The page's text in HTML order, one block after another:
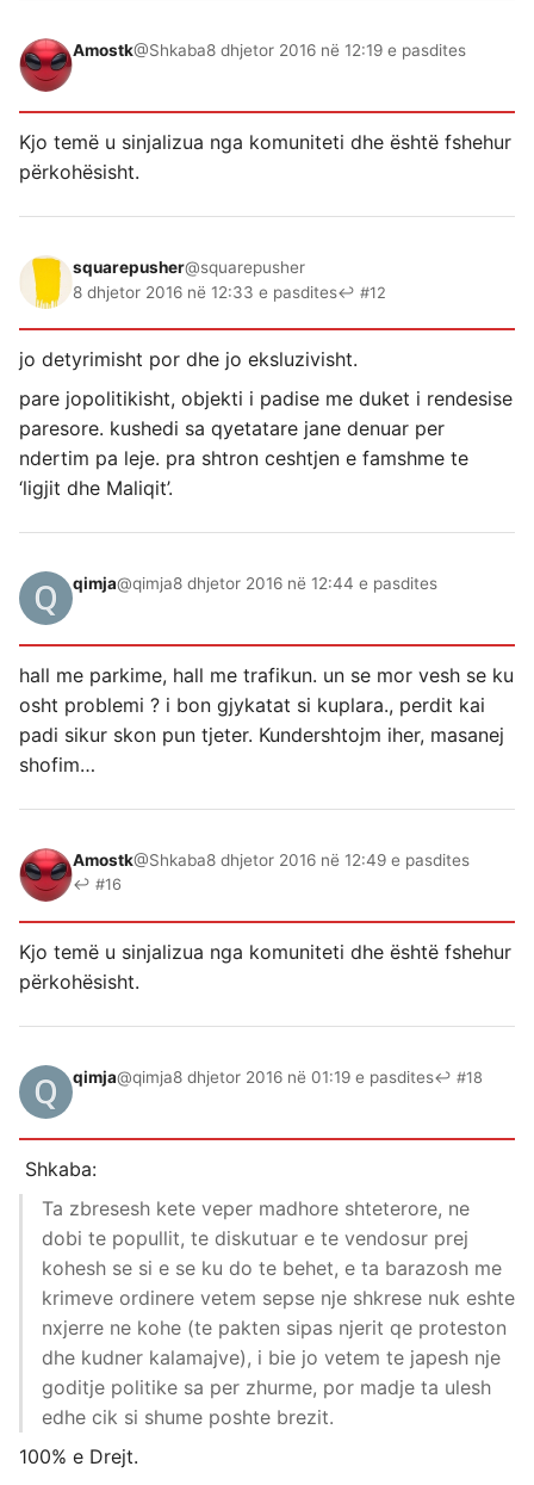
Amostk@Shkaba8 dhjetor 2016 në 12:19 e pasdites
Kjo temë u sinjalizua nga komuniteti dhe është fshehur
përkohësisht.
squarepusher@squarepusher
8 dhjetor 2016 në 12:33 e pasdites↩ #12
jo detyrimisht por dhe jo eksluzivisht.
pare jopolitikisht, objekti i padise me duket i rendesise
paresore. kushedi sa qyetatare jane denuar per
ndertim pa leje. pra shtron ceshtjen e famshme te
‘ligjit dhe Maliqit’.
qimja@qimja8 dhjetor 2016 në 12:44 e pasdites
hall me parkime, hall me trafikun. un se mor vesh se ku
osht problemi ? i bon gjykatat si kuplara., perdit kai
padi sikur skon pun tjeter. Kundershtojm iher, masanej
shofim…
Amostk@Shkaba8 dhjetor 2016 në 12:49 e pasdites
↩ #16
Kjo temë u sinjalizua nga komuniteti dhe është fshehur
përkohësisht.
qimja@qimja8 dhjetor 2016 në 01:19 e pasdites↩ #18
Shkaba:
Ta zbresesh kete veper madhore shteterore, ne
dobi te popullit, te diskutuar e te vendosur prej
kohesh se si e se ku do te behet, e ta barazosh me
krimeve ordinere vetem sepse nje shkrese nuk eshte
nxjerre ne kohe (te pakten sipas njerit qe proteston
dhe kudner kalamajve), i bie jo vetem te japesh nje
goditje politike sa per zhurme, por madje ta ulesh
edhe cik si shume poshte brezit.
100% e Drejt.